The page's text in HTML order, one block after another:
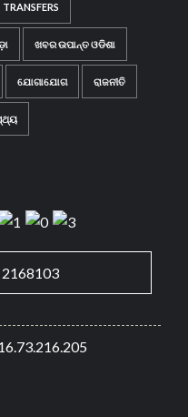
TRANSFERS
ଖବର ଉପାନ୍ତ ଓଡିଶା
ଯୋଗାଯୋଗ ରାଜନୀତି